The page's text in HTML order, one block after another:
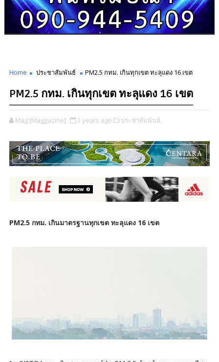
Home ประชาสัมพันธ์ PM2.5 กทม. เกินทุกเขต ทะลุแดง 16 เขต
PM2.5 กทม. เกินทุกเขต ทะลุแดง 16 เขต
Mag [Maggazine] 3 years ago ประชาสัมพันธ์,
PM2.5 กทม. เกินมาตรฐานทุกเขต ทะลุแดง 16 เขต